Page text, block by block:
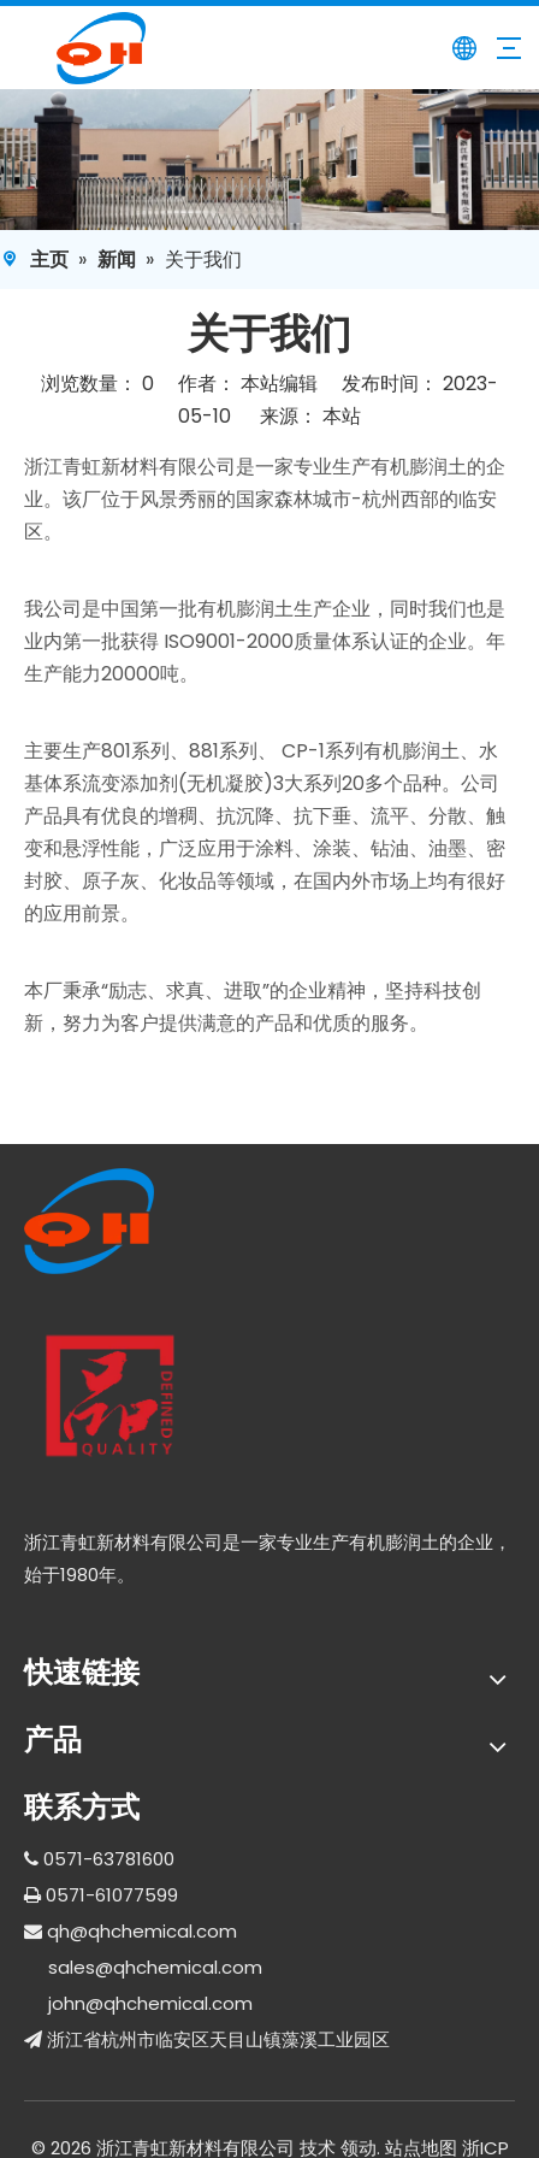
主页 » 新闻 » 关于我们
关于我们
浏览数量： 0 作者： 本站编辑 发布时间： 2023-
05-10 来源： 本站
浙江青虹新材料有限公司是一家专业生产有机膨润土的企
业。该厂位于风景秀丽的国家森林城市-杭州西部的临安
区。
我公司是中国第一批有机膨润土生产企业，同时我们也是
业内第一批获得 ISO9001-2000质量体系认证的企业。年
生产能力20000吨。
主要生产801系列、881系列、 CP-1系列有机膨润土、水
基体系流变添加剂(无机凝胶)3大系列20多个品种。公司
产品具有优良的增稠、抗沉降、抗下垂、流平、分散、触
变和悬浮性能，广泛应用于涂料、涂装、钻油、油墨、密
封胶、原子灰、化妆品等领域，在国内外市场上均有很好
的应用前景。
本厂秉承“励志、求真、进取”的企业精神，坚持科技创
新，努力为客户提供满意的产品和优质的服务。
浙江青虹新材料有限公司是一家专业生产有机膨润土的企业，
始于1980年。
快速链接
产品
联系方式
 0571-63781600
0571-61077599
 qh@qhchemical.com
sales@qhchemical.com
john@qhchemical.com
 浙江省杭州市临安区天目山镇藻溪工业园区
© 2026 浙江青虹新材料有限公司 技术领动. 站点地图 浙ICP